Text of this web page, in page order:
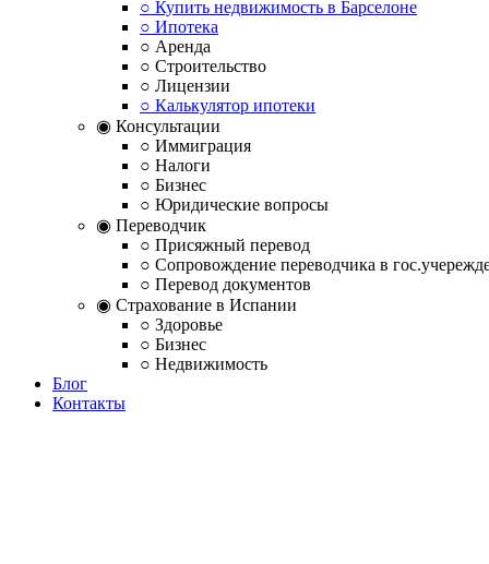
○ Купить недвижимость в Барселоне
○ Ипотека
○ Аренда
○ Строительство
○ Лицензии
○ Калькулятор ипотеки
◉ Консультации
○ Иммиграция
○ Налоги
○ Бизнес
○ Юридические вопросы
◉ Переводчик
○ Присяжный перевод
○ Сопровождение переводчика в
○ Перевод документов
◉ Страхование в Испании
○ Здоровье
○ Бизнес
○ Недвижимость
Блог
Контакты